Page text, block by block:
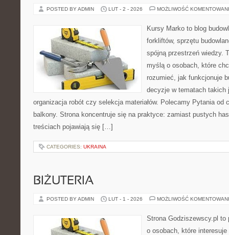
POSTED BY ADMIN LUT - 2 - 2026 MOŻLIWOŚĆ
Kursy Marko to blog
forkliftów, sprzętu
spójną przestrzeń wiedzy.
myślą o osobach, które
rozumieć, jak funkcjonuje
decyzje w tematach takich
organizacja robót czy selekcja materiałów. Polecamy Pytania od
balkony. Strona koncentruje się na praktyce: zamiast pustych
treściach pojawiają się […]
CATEGORIES: UKRAINA
BIŻUTERIA
POSTED BY ADMIN LUT - 1 - 2026 MOŻLIWOŚĆ
Strona Godziszewscy.pl
o osobach, które